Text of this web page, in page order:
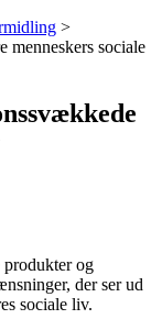
>
sociale
og
der ser ud
sociale liv.